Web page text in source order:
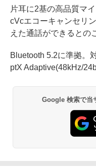
片耳に2基の高品質マ
cVcエコーキャンセリ
えた通話ができるとの
Bluetooth 5.2に準拠。
ptX Adaptive(48kHz/
Google 検索で当